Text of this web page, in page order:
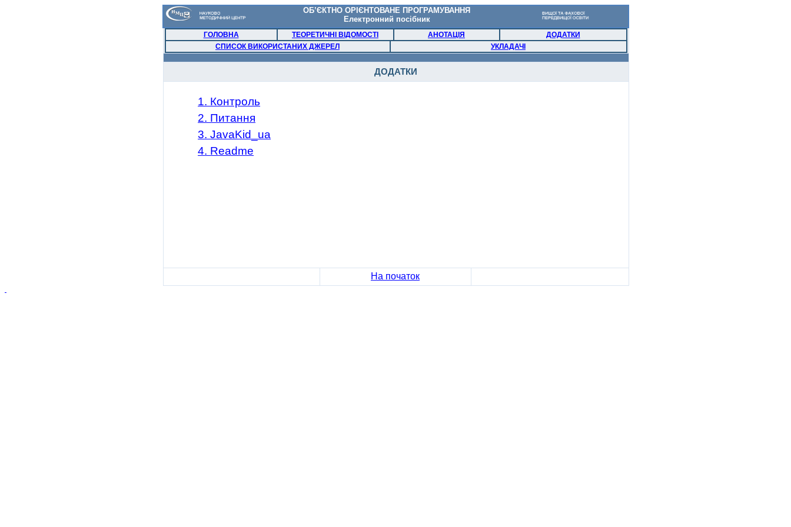
ОБ’ЄКТНО ОРІЄНТОВАНЕ ПРОГРАМУВАННЯ
Електронний посібник
ГОЛОВНА ТЕОРЕТИЧНІ ВІДОМОСТІ АНОТАЦІЯ
ДОДАТКИ
СПИСОК ВИКОРИСТАНИХ ДЖЕРЕЛ
УКЛАДАЧІ
ДОДАТКИ
1. Контроль
2. Питання
3.JavaKid_ua
4. Readme
На початок